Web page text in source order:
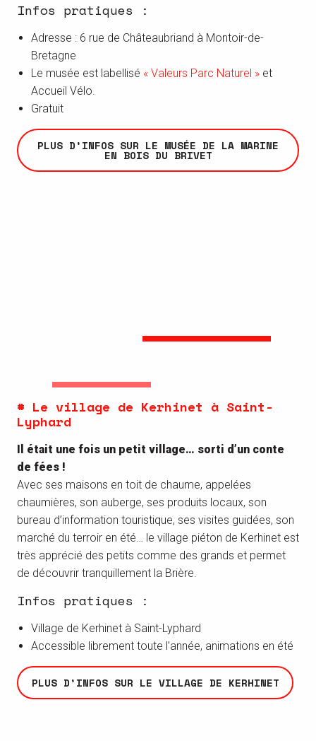
Infos pratiques :
Adresse : 6 rue de Châteaubriand à Montoir-de-
Bretagne
Le musée est labellisé « Valeurs Parc Naturel » et
Accueil Vélo.
Gratuit
PLUS D’INFOS SUR LE MUSÉE DE LA MARINE
EN BOIS DU BRIVET
# Le village de Kerhinet à Saint-
Lyphard
Il était une fois un petit village… sorti d’un conte
de fées !
Avec ses maisons en toit de chaume, appelées
chaumières, son auberge, ses produits locaux, son
bureau d’information touristique, ses visites guidées, son
marché du terroir en été… le village piéton de Kerhinet est
très apprécié des petits comme des grands et permet
de découvrir tranquillement la Brière.
Infos pratiques :
Village de Kerhinet à Saint-Lyphard
Accessible librement toute l’année, animations en été
PLUS D’INFOS SUR LE VILLAGE DE KERHINET